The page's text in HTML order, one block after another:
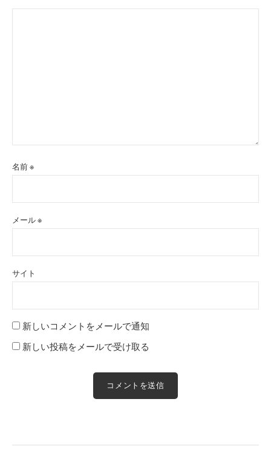
名前※
メール※
サイト
新しいコメントをメールで通知
新しい投稿をメールで受け取る